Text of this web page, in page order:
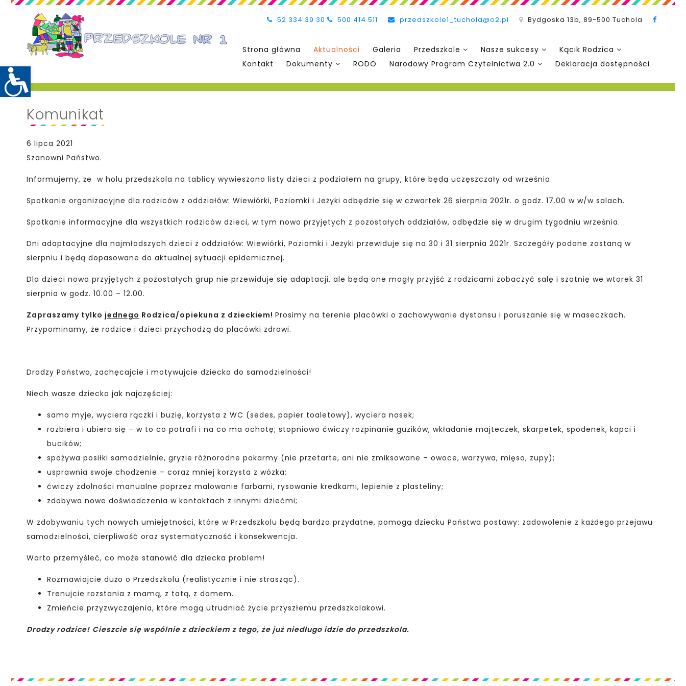
52 334 39 30 500 414 511 przedszkole1_tuchola@o2.pl Bydgoska 13b, 89-500 Tuchola
Strona główna Aktualności Galeria Przedszkole Nasze sukcesy
Kącik Rodzica
Kontakt
Dokumenty RODO Narodowy Program Czytelnictwa 2.0 Deklaracja dostępności
Komunikat
6 lipca 2021
Szanowni Państwo.
Informujemy, że w holu przedszkola na tablicy wywieszono listy dzieci z podziałem na grupy, które będą uczęszczały od września.
Spotkanie organizacyjne dla rodziców z oddziałów: Wiewiórki, Poziomki i Jeżyki odbędzie się w czwartek 26 sierpnia 2021r. o godz. 17.00 w w/w salach.
Spotkanie informacyjne dla wszystkich rodziców dzieci, w tym nowo przyjętych z pozostałych oddziałów, odbędzie się w drugim tygodniu września.
Dni adaptacyjne dla najmłodszych dzieci z oddziałów: Wiewiórki, Poziomki i Jeżyki przewiduje się na 30 i 31 sierpnia 2021r. Szczegóły podane zostaną w
sierpniu i będą dopasowane do aktualnej sytuacji epidemicznej.
Dla dzieci nowo przyjętych z pozostałych grup nie przewiduje się adaptacji, ale będą one mogły przyjść z rodzicami zobaczyć salę i szatnię we wtorek 31
sierpnia w godz. 10.00 – 12.00.
Zapraszamy tylko jednego Rodzica/opiekuna z dzieckiem! Prosimy na terenie placówki o zachowywanie dystansu i poruszanie się w maseczkach.
Przypominamy, że rodzice i dzieci przychodzą do placówki zdrowi.
Drodzy Państwo, zachęcajcie i motywujcie dziecko do samodzielności!
Niech wasze dziecko jak najczęściej:
samo myje, wyciera rączki i buzię, korzysta z WC (sedes, papier toaletowy), wyciera nosek;
rozbiera i ubiera się – w to co potrafi i na co ma ochotę; stopniowo ćwiczy rozpinanie guzików, wkładanie majteczek, skarpetek, spodenek, kapci i
bucików;
spożywa posiłki samodzielnie, gryzie różnorodne pokarmy (nie przetarte, ani nie zmiksowane – owoce, warzywa, mięso, zupy);
usprawnia swoje chodzenie – coraz mniej korzysta z wózka;
ćwiczy zdolności manualne poprzez malowanie farbami, rysowanie kredkami, lepienie z plasteliny;
zdobywa nowe doświadczenia w kontaktach z innymi dziećmi;
W zdobywaniu tych nowych umiejętności, które w Przedszkolu będą bardzo przydatne, pomogą dziecku Państwa postawy: zadowolenie z każdego przejawu
samodzielności, cierpliwość oraz systematyczność i konsekwencja.
Warto przemyśleć, co może stanowić dla dziecka problem!
Rozmawiajcie dużo o Przedszkolu (realistycznie i nie strasząc).
Trenujcie rozstania z mamą, z tatą, z domem.
Zmieńcie przyzwyczajenia, które mogą utrudniać życie przyszłemu przedszkolakowi.
Drodzy rodzice! Cieszcie się wspólnie z dzieckiem z tego, że już niedługo idzie do przedszkola.